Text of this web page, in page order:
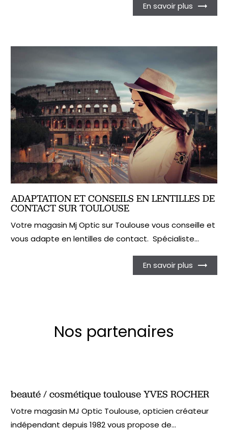
En savoir plus
ADAPTATION ET CONSEILS EN LENTILLES DE
CONTACT SUR TOULOUSE
Votre magasin Mj Optic sur Toulouse vous conseille et
vous adapte en lentilles de contact. Spécialiste...
En savoir plus
Nos partenaires
beauté / cosmétique toulouse YVES ROCHER
Votre magasin MJ Optic Toulouse, opticien créateur
indépendant depuis 1982 vous propose de...